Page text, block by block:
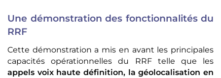
Une démonstration des fonctionnalités du
RRF
Cette démonstration a mis en avant les principales
capacités opérationnelles du RRF telle que les
appels voix haute définition, la géolocalisation en